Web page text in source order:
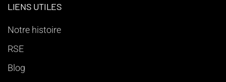
LIENS UTILES
Notre histoire
RSE
Blog